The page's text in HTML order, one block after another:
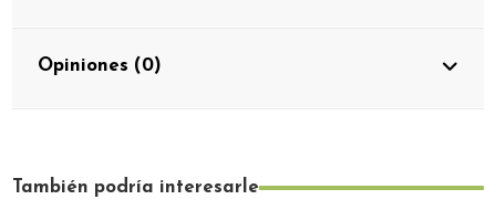
Opiniones (0)
También podría interesarle